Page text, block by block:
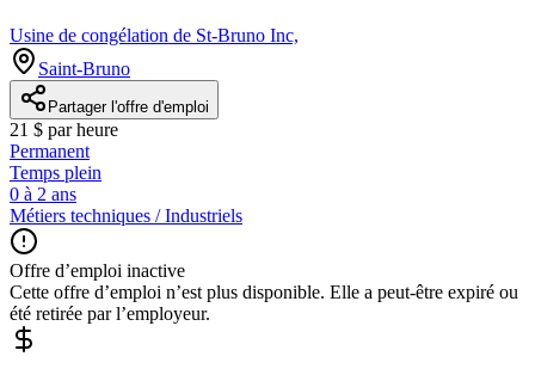
Usine de congélation de St-Bruno Inc,
Saint-Bruno
Partager l'offre d'emploi
21 $ par heure
Permanent
Temps plein
0 à 2 ans
Métiers techniques / Industriels
Offre d’emploi inactive
Cette offre d’emploi n’est plus disponible. Elle a peut-être expiré ou
été retirée par l’employeur.